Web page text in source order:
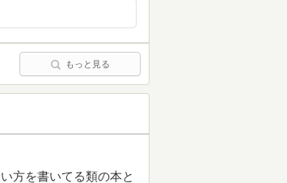
もっと見る
方を書いてる類の本と